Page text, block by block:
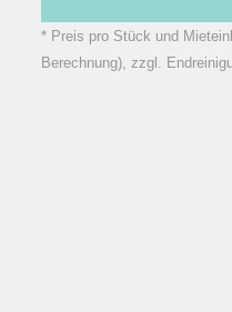
* Preis pro Stück und
Berechnung), zzgl.